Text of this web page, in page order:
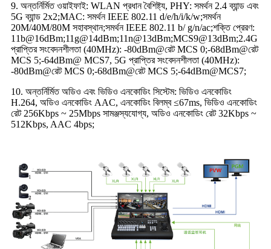
9. অন্তর্নির্মিত ওয়াইফাই: WLAN প্রধান বৈশিষ্ট্য, PHY: সমর্থন 2.4 ব্যান্ড এবং
5G ব্যান্ড 2x2;MAC: সমর্থন IEEE 802.11 d/e/h/i/k/w;সমর্থন
20M/40M/80M সহাবস্থান;সমর্থন IEEE 802.11 b/ g/n/ac;শক্তি প্রেরণ:
11b@16dBm;11g@14dBm;11n@13dBm;MCS9@13dBm;2.4G
প্রাপ্তির সংবেদনশীলতা (40MHz): -80dBm@রেট MCS 0;-68dBm@রেট
MCS 5;-64dBm@ MCS7, 5G প্রাপ্তির সংবেদনশীলতা (40MHz):
-80dBm@রেট MCS 0;-68dBm@রেট MCS 5;-64dBm@MCS7;
10. অন্তর্নির্মিত অডিও এবং ভিডিও এনকোডিং সিস্টেম: ভিডিও এনকোডিং
H.264, অডিও এনকোডিং AAC, এনকোডিং বিলম্ব ≤67ms, ভিডিও এনকোডিং
রেট 256Kbps ~ 25Mbps সামঞ্জস্যযোগ্য, অডিও এনকোডিং রেট 32Kbps ~
512Kbps, AAC 4bps;